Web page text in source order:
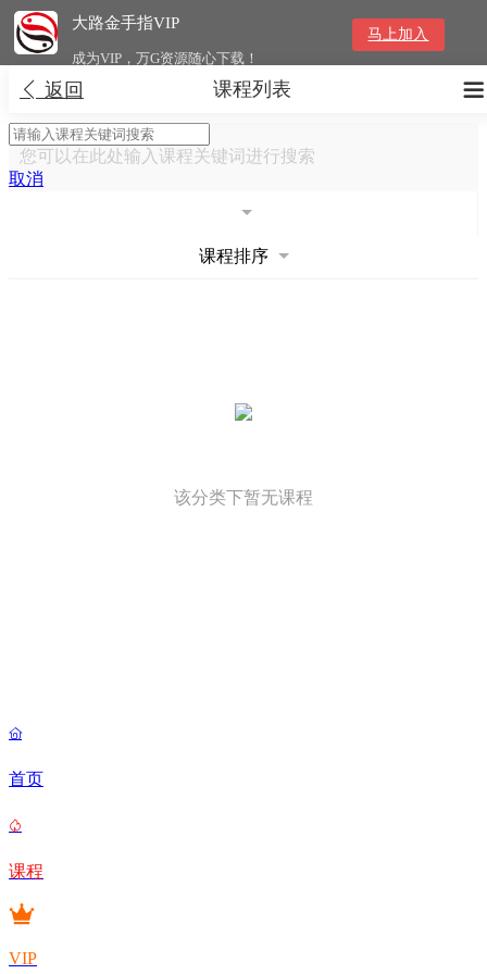
大路金手指VIP
成为VIP，万G资源随心下载！
马上加入
 返回 
课程列表
您可以在此处输入课程关键词进行搜索
取消
课程排序
该分类下暂无课程

首页

课程
VIP